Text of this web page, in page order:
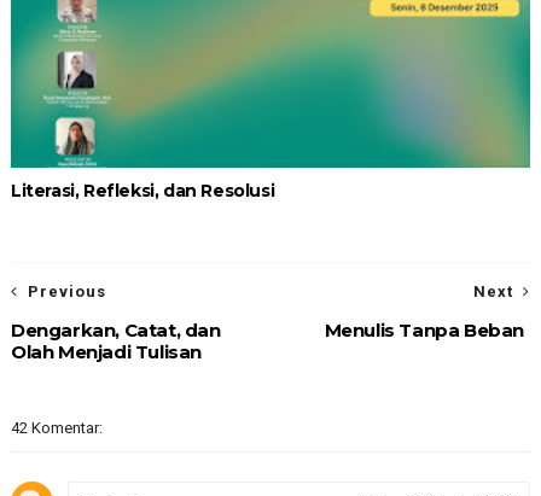
Literasi, Refleksi, dan Resolusi
Next
Menulis Tanpa Beban
Previous
Dengarkan, Catat, dan
Olah Menjadi Tulisan
42 Komentar: